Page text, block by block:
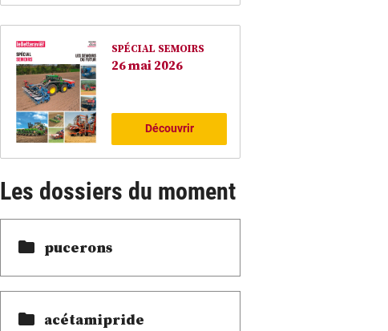
SPÉCIAL SEMOIRS
26 mai 2026
Découvrir
Les dossiers du moment
pucerons
acétamipride